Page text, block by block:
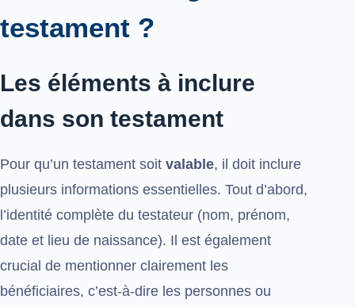
testament ?
Les éléments à inclure
dans son testament
Pour qu’un testament soit valable, il doit inclure
plusieurs informations essentielles. Tout d’abord,
l’identité complète du testateur (nom, prénom,
date et lieu de naissance). Il est également
crucial de mentionner clairement les
bénéficiaires, c’est-à-dire les personnes ou